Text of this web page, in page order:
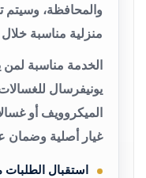
والمحافظة، وسيتم
منزلية مناسبة
الخدمة مناسبة
يونيفرسال
الميكروويف أو
غيار أصلية وضمان
استقبال